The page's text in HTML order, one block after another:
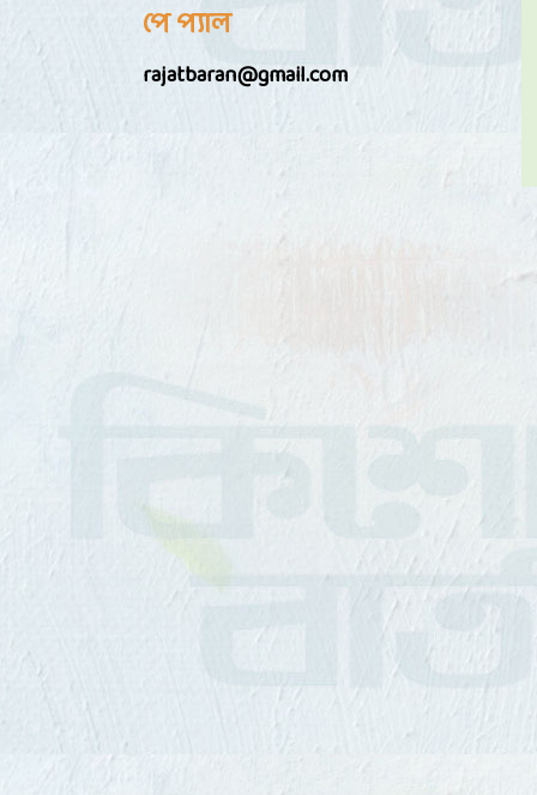
পে প্যাল
rajatbaran@gmail.com